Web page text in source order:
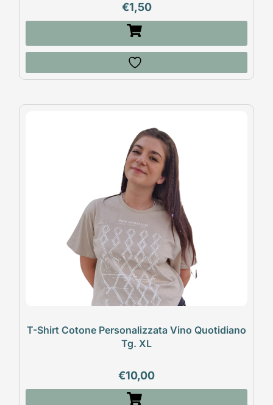
€1,50
T-Shirt Cotone Personalizzata Vino Quotidiano
Tg. XL
€10,00